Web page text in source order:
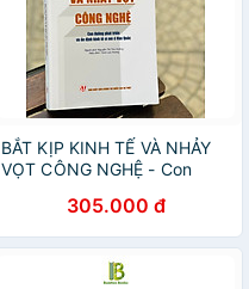
BẮT KỊP KINH TẾ VÀ NHẢY
VỌT CÔNG NGHỆ - Con
kinh tế vĩ mô ở Hà.n Q.u.ốc –
Keum Lee – Nguyễn Thị Thu
Hường dịch – NXB Chính Trị
Quốc Gia Sự Thật (bìa mềm)
305.000 đ